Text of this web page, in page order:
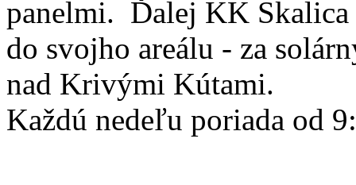
panelmi. Ďalej KK
do svojho areálu - za
nad Krivými Kútami.
Každú nedeľu poriada od